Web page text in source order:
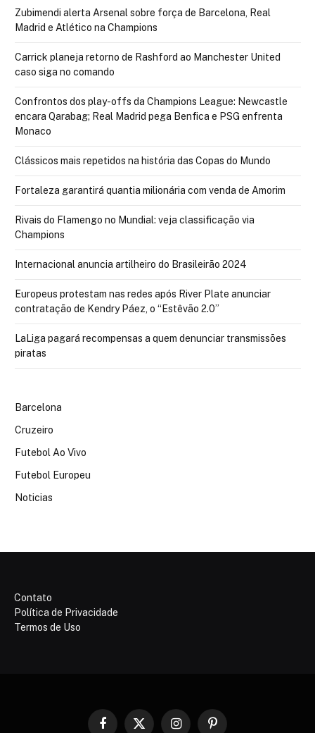
Zubimendi alerta Arsenal sobre força de Barcelona, Real
Madrid e Atlético na Champions
Carrick planeja retorno de Rashford ao Manchester United
caso siga no comando
Confrontos dos play-offs da Champions League: Newcastle
encara Qarabag; Real Madrid pega Benfica e PSG enfrenta
Monaco
Clássicos mais repetidos na história das Copas do Mundo
Fortaleza garantirá quantia milionária com venda de Amorim
Rivais do Flamengo no Mundial: veja classificação via
Champions
Internacional anuncia artilheiro do Brasileirão 2024
Europeus protestam nas redes após River Plate anunciar
contratação de Kendry Páez, o “Estêvão 2.0”
LaLiga pagará recompensas a quem denunciar transmissões
piratas
Barcelona
Cruzeiro
Futebol Ao Vivo
Futebol Europeu
Noticias
Contato
Política de Privacidade
Termos de Uso
Facebook
X InstagramPinterest